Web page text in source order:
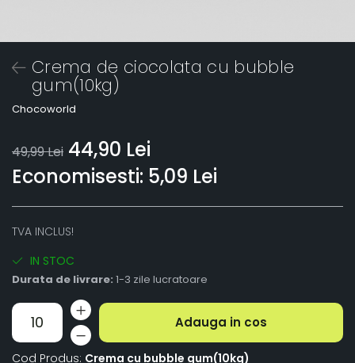
Crema de ciocolata cu bubble
gum(10kg)
Chocoworld
49,99 Lei 44,90 Lei
Economisesti: 5,09 Lei
TVA INCLUS!
IN STOC
Durata de livrare: 1-3 zile lucratoare
Adauga in cos
Cod Produs: Crema cu bubble gum(10kg)